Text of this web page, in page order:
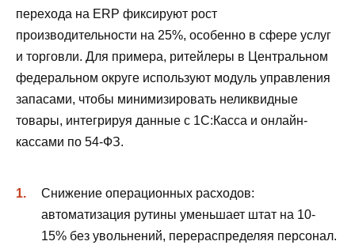
перехода на ERP фиксируют рост
производительности на 25%, особенно в сфере услуг
и торговли. Для примера, ритейлеры в Центральном
федеральном округе используют модуль управления
запасами, чтобы минимизировать неликвидные
товары, интегрируя данные с 1С:Касса и онлайн-
кассами по 54-ФЗ.
Снижение операционных расходов:
автоматизация рутины уменьшает штат на 10-
15% без увольнений, перераспределяя персонал.